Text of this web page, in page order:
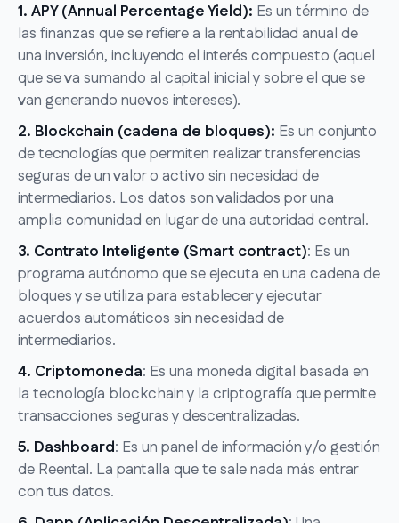
1. APY (Annual Percentage Yield): Es un término de
las finanzas que se refiere a la rentabilidad anual de
una inversión, incluyendo el interés compuesto (aquel
que se va sumando al capital inicial y sobre el que se
van generando nuevos intereses).
2. Blockchain (cadena de bloques): Es un conjunto
de tecnologías que permiten realizar transferencias
seguras de un valor o activo sin necesidad de
intermediarios. Los datos son validados por una
amplia comunidad en lugar de una autoridad central.
3. Contrato Inteligente (Smart contract): Es un
programa autónomo que se ejecuta en una cadena de
bloques y se utiliza para establecer y ejecutar
acuerdos automáticos sin necesidad de
intermediarios.
4. Criptomoneda: Es una moneda digital basada en
la tecnología blockchain y la criptografía que permite
transacciones seguras y descentralizadas.
5. Dashboard: Es un panel de información y/o gestión
de Reental. La pantalla que te sale nada más entrar
con tus datos.